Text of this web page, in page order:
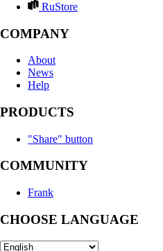
RuStore
COMPANY
About
News
Help
PRODUCTS
"Share" button
COMMUNITY
Frank
CHOOSE LANGUAGE